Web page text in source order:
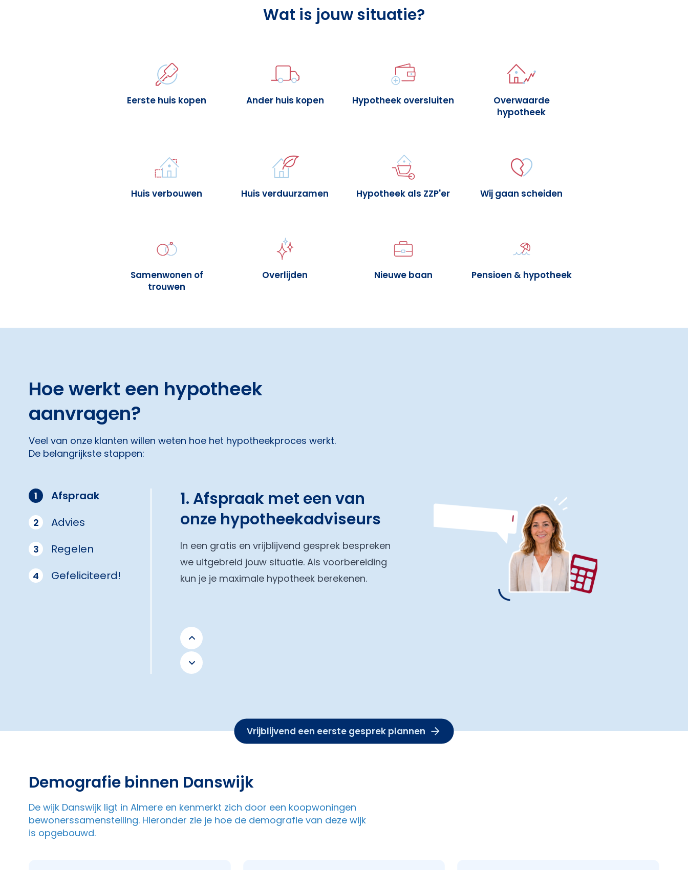
Wat is jouw situatie?
Eerste huis kopen Ander huis kopen Hypotheek oversluiten
Overwaarde
hypotheek
Huis verbouwen Huis verduurzamen Hypotheek als ZZP'er Wij gaan scheiden
Samenwonen of
trouwen
Overlijden Nieuwe baan Pensioen & hypotheek
Hoe werkt een hypotheek
aanvragen?
Veel van onze klanten willen weten hoe het hypotheekproces werkt.
De belangrijkste stappen:
1 Afspraak
2 Advies
3 Regelen
4 Gefeliciteerd!
1. Afspraak met een van
onze hypotheekadviseurs
In een gratis en vrijblijvend gesprek bespreken
we uitgebreid jouw situatie. Als voorbereiding
kun je je maximale hypotheek berekenen.
Vrijblijvend een eerste gesprek plannen
Demografie binnen Danswijk
De wijk Danswijk ligt in Almere en kenmerkt zich door een koopwoningen
bewonerssamenstelling. Hieronder zie je hoe de demografie van deze wijk
is opgebouwd.